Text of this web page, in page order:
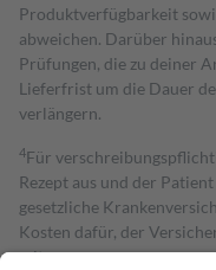
Produktverfügbarkeit
abweichen. Darüber
Prüfungen, die zu deiner
Lieferfrist um die Dauer
verlängern.
4Für
Rezept aus und der
gesetzliche
Kosten dafür, der
mit.